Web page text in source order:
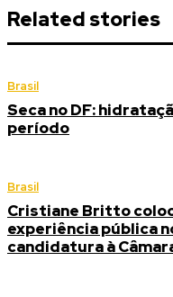
Related stories
Brasil
Seca no DF:
período
Brasil
Cristiane Britto
experiência pública
candidatura à